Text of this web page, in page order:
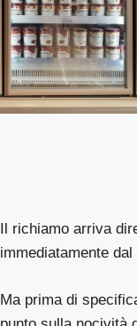
Il richiamo arriva
immediatamente
Ma prima di